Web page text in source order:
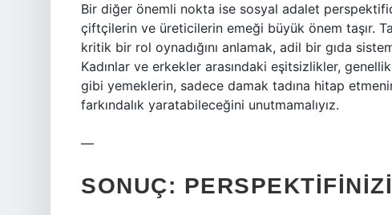
Bir diğer önemli nokta ise sosyal adalet
çiftçilerin ve üreticilerin emeği büyük önem taşır.
kritik bir rol oynadığını anlamak, adil bir gıda
Kadınlar ve erkekler arasındaki eşitsizlikler,
gibi yemeklerin, sadece damak tadına hitap
farkındalık yaratabileceğini unutmamalıyız.
—
SONUÇ: